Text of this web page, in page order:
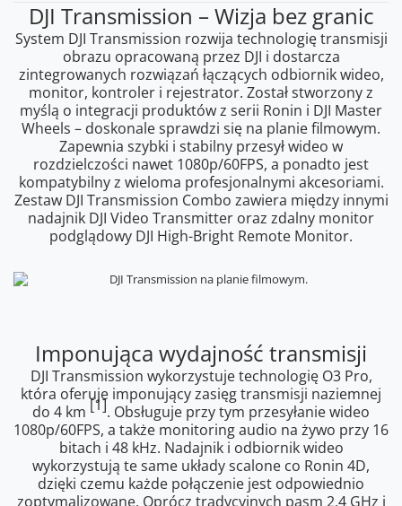
DJI Transmission – Wizja bez granic
System DJI Transmission rozwija technologię transmisji
obrazu opracowaną przez DJI i dostarcza
zintegrowanych rozwiązań łączących odbiornik wideo,
monitor, kontroler i rejestrator. Został stworzony z
myślą o integracji produktów z serii Ronin i DJI Master
Wheels – doskonale sprawdzi się na planie filmowym.
Zapewnia szybki i stabilny przesył wideo w
rozdzielczości nawet 1080p/60FPS, a ponadto jest
kompatybilny z wieloma profesjonalnymi akcesoriami.
Zestaw DJI Transmission Combo zawiera między innymi
nadajnik DJI Video Transmitter oraz zdalny monitor
podglądowy DJI High-Bright Remote Monitor.
Imponująca wydajność transmisji
DJI Transmission wykorzystuje technologię O3 Pro,
która oferuje imponujący zasięg transmisji naziemnej
do 4 km [1]. Obsługuje przy tym przesyłanie wideo
1080p/60FPS, a także monitoring audio na żywo przy 16
bitach i 48 kHz. Nadajnik i odbiornik wideo
wykorzystują te same układy scalone co Ronin 4D,
dzięki czemu każde połączenie jest odpowiednio
zoptymalizowane. Oprócz tradycyjnych pasm 2,4 GHz i